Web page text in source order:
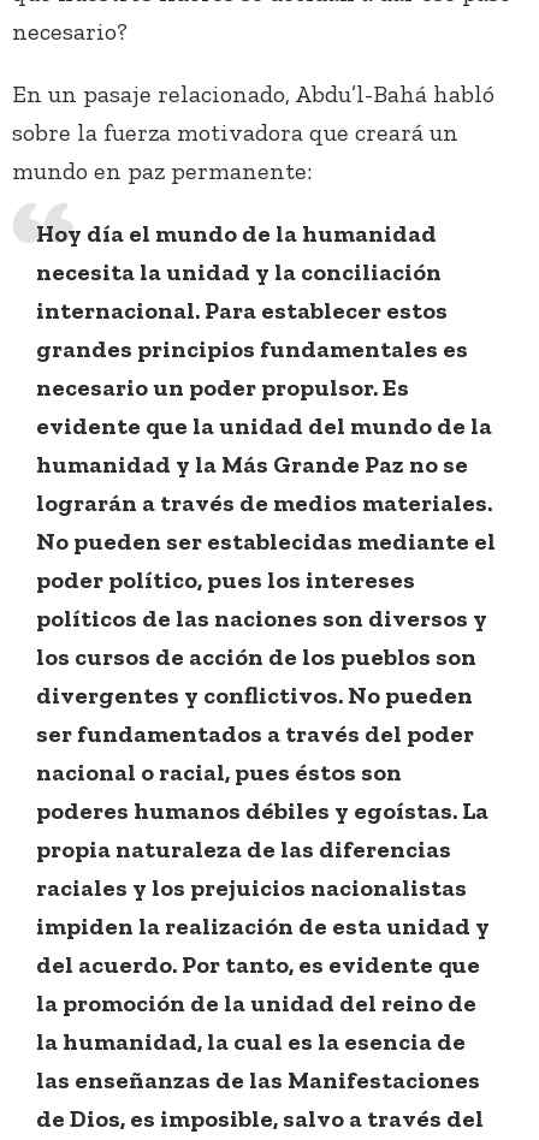
necesario?
En un pasaje relacionado, Abdu’l-Bahá habló
sobre la fuerza motivadora que creará un
mundo en paz permanente:
Hoy día el mundo de la humanidad
necesita la unidad y la conciliación
internacional. Para establecer estos
grandes principios fundamentales es
necesario un poder propulsor. Es
evidente que la unidad del mundo de la
humanidad y la Más Grande Paz no se
lograrán a través de medios materiales.
No pueden ser establecidas mediante el
poder político, pues los intereses
políticos de las naciones son diversos y
los cursos de acción de los pueblos son
divergentes y conflictivos. No pueden
ser fundamentados a través del poder
nacional o racial, pues éstos son
poderes humanos débiles y egoístas. La
propia naturaleza de las diferencias
raciales y los prejuicios nacionalistas
impiden la realización de esta unidad y
del acuerdo. Por tanto, es evidente que
la promoción de la unidad del reino de
la humanidad, la cual es la esencia de
las enseñanzas de las Manifestaciones
de Dios, es imposible, salvo a través del